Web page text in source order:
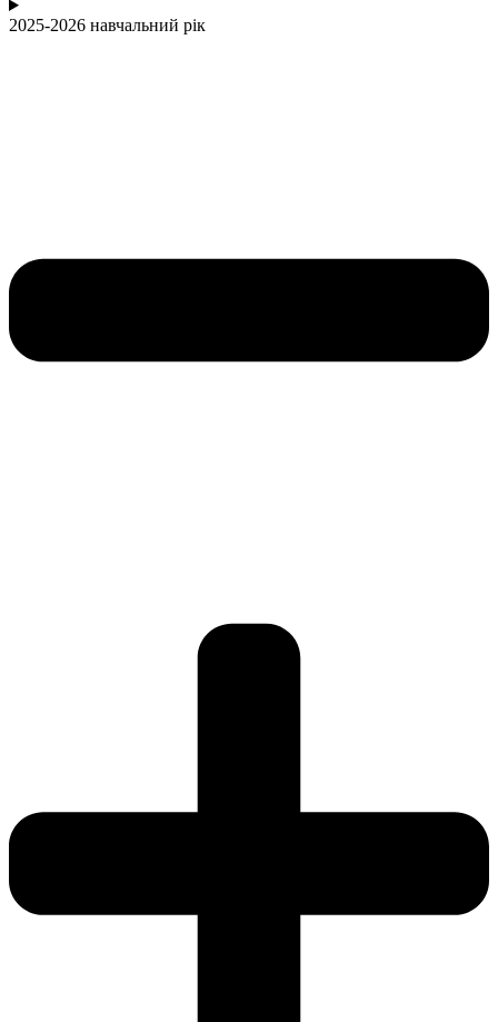
2025-2026 навчальний рік